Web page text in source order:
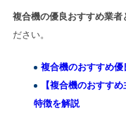
複合機の優良おすすめ業
ださい。
複合機のおすすめ優
【複合機のおすす
特徴を解説